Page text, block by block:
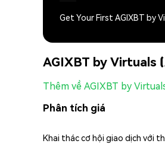
Get Your First AGIXBT by
AGIXBT by Virtuals
Thêm về AGIXBT by
Phân tích giá
Khai thác cơ hội giao dịch với